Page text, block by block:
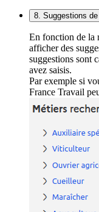
8. Suggestions
En fonction de la
afficher des
suggestions sont
avez saisis.
Par exemple si
France Travail